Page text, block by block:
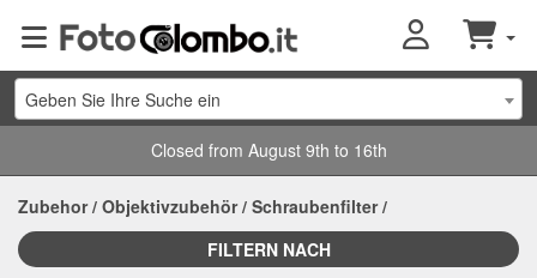
Geben Sie Ihre Suche ein
Closed from August 9th to 16th
Zubehor/ Objektivzubehör/ Schraubenfilter/
FILTERN NACH